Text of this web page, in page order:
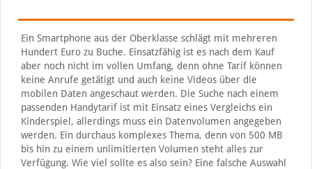
Ein Smartphone aus der Oberklasse schlägt mit mehreren
Hundert Euro zu Buche. Einsatzfähig ist es nach dem Kauf
aber noch nicht im vollen Umfang, denn ohne Tarif können
keine Anrufe getätigt und auch keine Videos über die
mobilen Daten angeschaut werden. Die Suche nach einem
passenden Handytarif ist mit Einsatz eines Vergleichs ein
Kinderspiel, allerdings muss ein Datenvolumen angegeben
werden. Ein durchaus komplexes Thema, denn von 500 MB
bis hin zu einem unlimitierten Volumen steht alles zur
Verfügung. Wie viel sollte es also sein? Eine falsche Auswahl